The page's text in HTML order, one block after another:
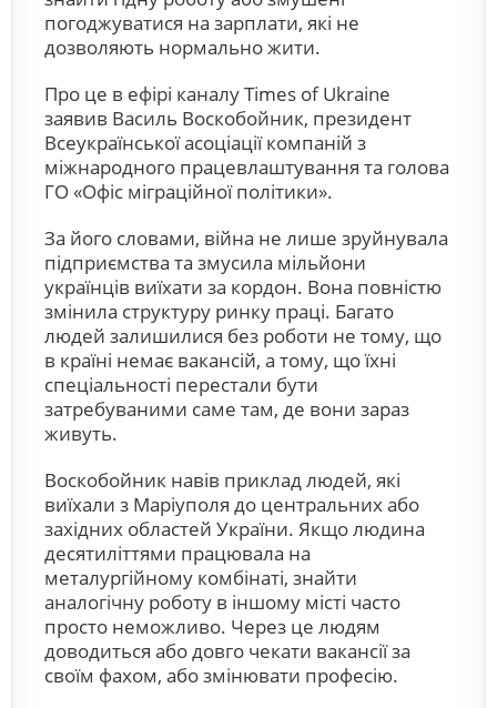
погоджуватися на зарплати, які не
дозволяють нормально жити.
Про це в ефірі каналу Times of Ukraine
заявив Василь Воскобойник, президент
Всеукраїнської асоціації компаній з
міжнародного працевлаштування та голова
ГО «Офіс міграційної політики».
За його словами, війна не лише зруйнувала
підприємства та змусила мільйони
українців виїхати за кордон. Вона повністю
змінила структуру ринку праці. Багато
людей залишилися без роботи не тому, що
в країні немає вакансій, а тому, що їхні
спеціальності перестали бути
затребуваними саме там, де вони зараз
живуть.
Воскобойник навів приклад людей, які
виїхали з Маріуполя до центральних або
західних областей України. Якщо людина
десятиліттями працювала на
металургійному комбінаті, знайти
аналогічну роботу в іншому місті часто
просто неможливо. Через це людям
доводиться або довго чекати вакансії за
своїм фахом, або змінювати професію.